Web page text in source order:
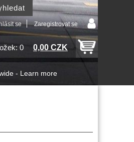
se Zaregistrovat se
0 0,00 CZK
- Learn more